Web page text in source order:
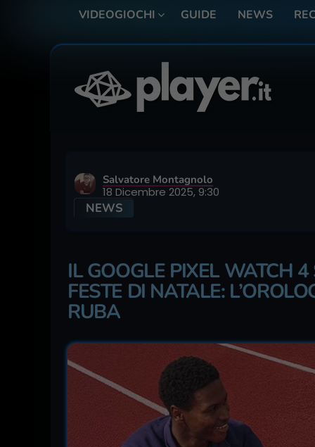
VIDEOGIOCHI GUIDE NEWS
Salvatore Montagnolo
18 Dicembre 2025, 9:30
NEWS
IL GOOGLE PIXEL WATCH
FESTE DI NATALE:
RUBA